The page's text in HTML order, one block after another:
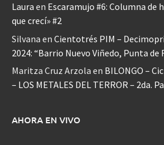
Laura en Escaramujo #6: Columna de
que crecí» #2
Silvana en Cientotrés PIM –
2024: “Barrio Nuevo Viñedo, Punta de
Maritza Cruz Arzola en BILONGO –
– LOS METALES DEL TERROR – 2da.
AHORA EN VIVO